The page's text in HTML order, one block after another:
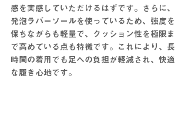
感を実感していただけるはずです。さらに、
発泡ラバーソールを使っているため、強度を
保ちながらも軽量で、クッション性を極限ま
で高めている点も特徴です。これにより、長
時間の着用でも足への負担が軽減され、快適
な履き心地です。